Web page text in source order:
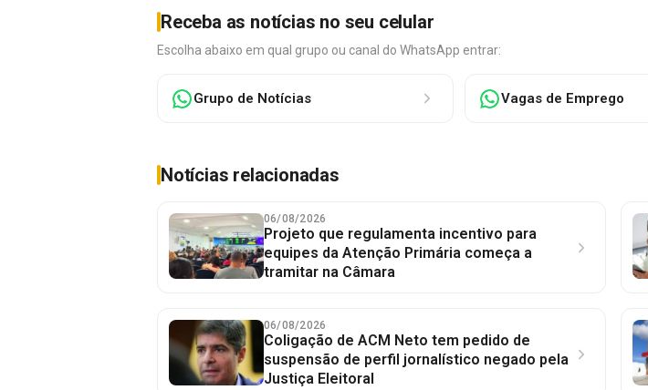
Receba as notícias no seu celular
Escolha abaixo em qual grupo ou canal do WhatsApp entrar:
Grupo de Notícias Vagas de Emprego
Notícias relacionadas
06/08/2026
Projeto que regulamenta incentivo para
equipes da Atenção Primária começa a
tramitar na Câmara
06/08/2026
Coligação de ACM Neto tem pedido de
suspensão de perfil jornalístico negado pela
Justiça Eleitoral